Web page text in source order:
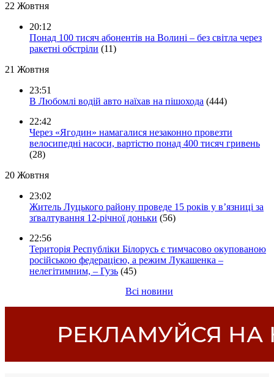
22 Жовтня
20:12
Понад 100 тисяч абонентів на Волині – без світла через
ракетні обстріли (11)
21 Жовтня
23:51
В Любомлі водій авто наїхав на пішохода (444)
22:42
Через «Ягодин» намагалися незаконно провезти
велосипедні насоси, вартістю понад 400 тисяч гривень
(28)
20 Жовтня
23:02
Житель Луцького району проведе 15 років у в’язниці за
зґвалтування 12-річної доньки (56)
22:56
Територія Республіки Білорусь є тимчасово окупованою
російською федерацією, а режим Лукашенка –
нелегітимним, – Гузь (45)
Всі новини